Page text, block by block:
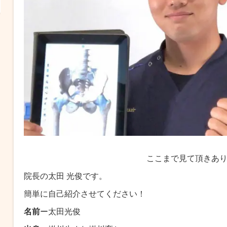
ここまで見て頂きあ
院長の太田 光俊です。
簡単に自己紹介させてください！
名前ー太田光俊